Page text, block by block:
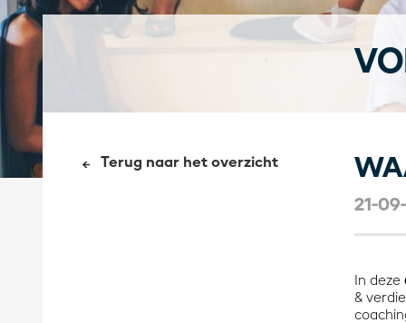
Terug naar het overzicht
21-
In deze
&